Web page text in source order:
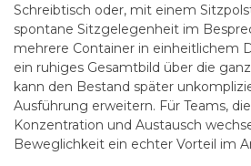
Schreibtisch oder, mit einem
spontane Sitzgelegenheit im
mehrere Container in einheitlichem
ein ruhiges Gesamtbild über die
kann den Bestand später
Ausführung erweitern. Für Teams,
Konzentration und Austausch
Beweglichkeit ein echter Vorteil im